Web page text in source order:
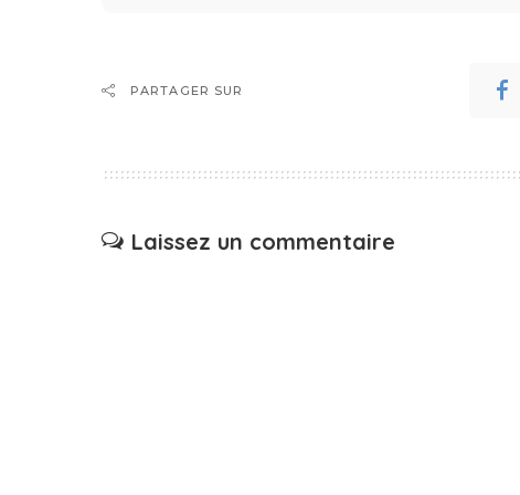
PARTAGER SUR
Laissez un commentaire